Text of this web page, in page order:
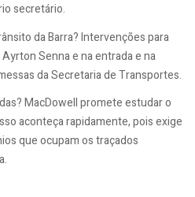
secretário.
da Barra? Intervenções para
Senna e na entrada e na
da Secretaria de Transportes.
MacDowell promete estudar o
aconteça rapidamente, pois exige
que ocupam os traçados